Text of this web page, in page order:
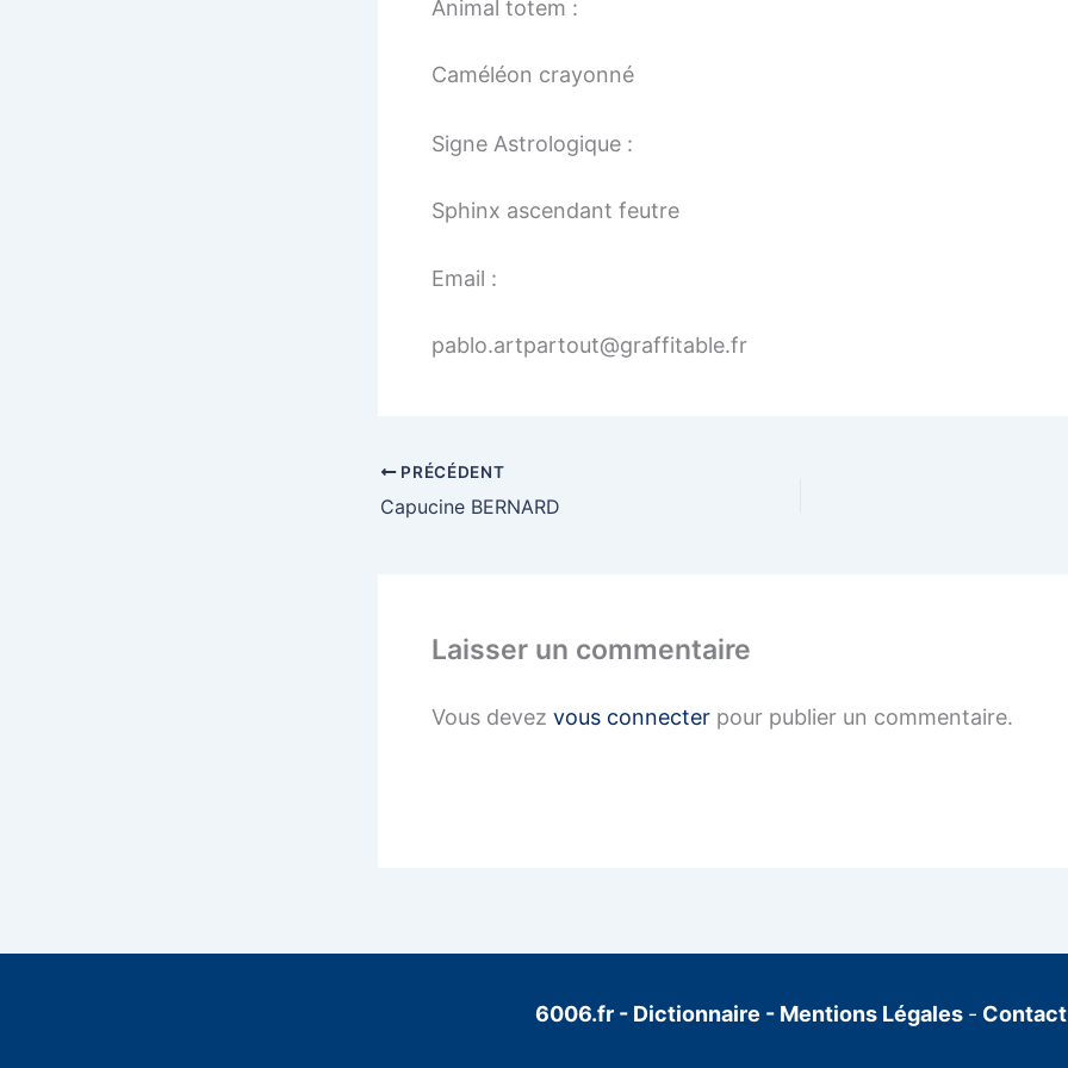
Animal totem :
Caméléon crayonné
Signe Astrologique :
Sphinx ascendant feutre
Email :
pablo.artpartout@graffitable.fr
PRÉCÉDENT
Capucine BERNARD
Laisser un commentaire
Vous devez vous connecter pour publier un commentaire.
6006.fr - Dictionnaire - Mentions Légales - Contact